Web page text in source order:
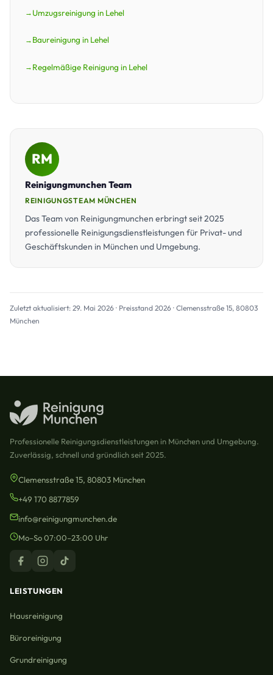
Umzugsreinigung in Lehel
Baureinigung in Lehel
Regelmäßige Reinigung in Lehel
RM
Reinigungmunchen Team
REINIGUNGSTEAM MÜNCHEN
Das Team von Reinigungmunchen erbringt seit 2025
professionelle Reinigungsdienstleistungen für Privat- und
Geschäftskunden in München und Umgebung.
Zuletzt aktualisiert: 29. Mai 2026 · Preisstand 2026 · Clemensstraße 15, 80803
München
Professionelle Reinigungsdienstleistungen in München und Umgebung.
Zuverlässig, schnell und gründlich seit 2025.
Clemensstraße 15, 80803 München
+49 170 8877859
info@reinigungmunchen.de
Mo–So 07:00–23:00 Uhr
LEISTUNGEN
Hausreinigung
Büroreinigung
Grundreinigung